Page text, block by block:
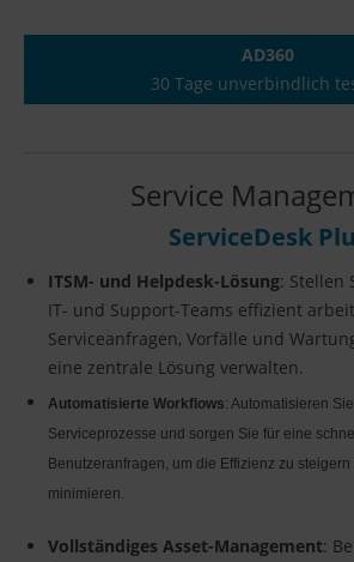
AD360
30 Tage unverbindlich
Service
ServiceDesk
ITSM- und Helpdesk-Lösung: Stellen
IT- und Support-Teams effizient
Serviceanfragen, Vorfälle und
eine zentrale Lösung verwalten.
Automatisierte Workflows: Automatisieren
Serviceprozesse und sorgen Sie für eine
Benutzeranfragen, um die Effizienz zu
minimieren.
Vollständiges Asset-Management: